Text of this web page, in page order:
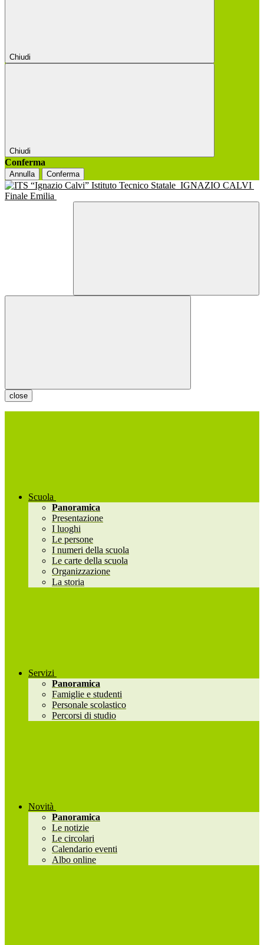
Chiudi
Chiudi
Conferma
Annulla Conferma
Istituto Tecnico Statale IGNAZIO CALVI
Finale Emilia
close
Scuola
Panoramica
Presentazione
I luoghi
Le persone
I numeri della scuola
Le carte della scuola
Organizzazione
La storia
Servizi
Panoramica
Famiglie e studenti
Personale scolastico
Percorsi di studio
Novità
Panoramica
Le notizie
Le circolari
Calendario eventi
Albo online